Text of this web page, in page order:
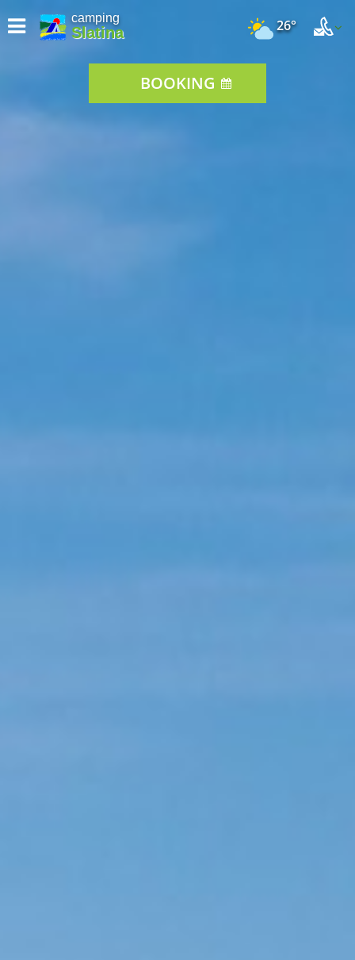
camping
Slatina 26°
BOOKING